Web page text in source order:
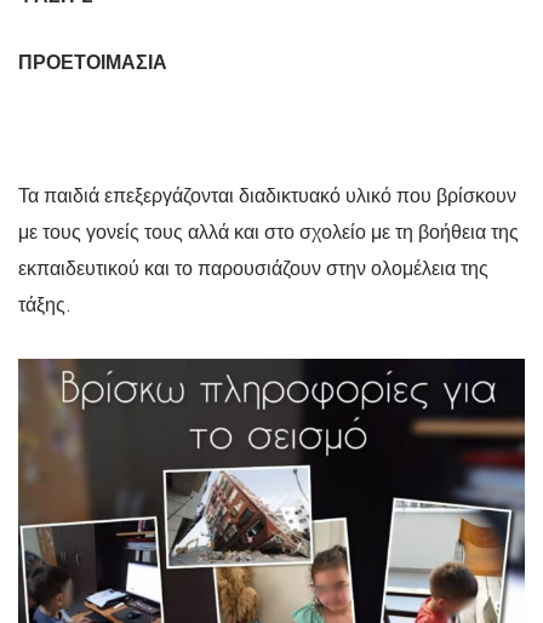
ΠΡΟΕΤΟΙΜΑΣΙΑ
Τα παιδιά επεξεργάζονται διαδικτυακό υλικό που βρίσκουν
με τους γονείς τους αλλά και στο σχολείο με τη βοήθεια της
εκπαιδευτικού και το παρουσιάζουν στην ολομέλεια της
τάξης.